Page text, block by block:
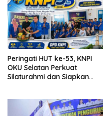
Peringati HUT ke-53, KNPI
OKU Selatan Perkuat
Silaturahmi dan Siapkan